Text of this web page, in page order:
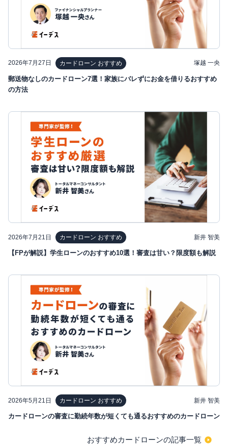
2026年7月27日 カードローン おすすめ 塚越 一央
郵送物なしのカードローン7選！家族にバレずにお金を借りるおすすめ
の方法
2026年7月21日 カードローン おすすめ 新井 智美
【FPが解説】学生ローンのおすすめ10選！審査は甘い？限度額も解説
2026年5月21日 カードローン おすすめ 新井 智美
カードローンの審査に勤続年数が短くても通るおすすめのカードローン
おすすめカードローンの記事一覧